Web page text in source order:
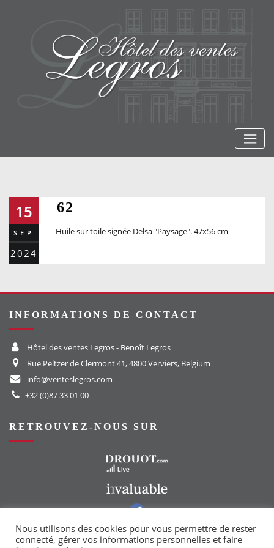
15
SEP
2024
62
Huile sur toile signée Delsa "Paysage". 47x56 cm
INFORMATIONS DE CONTACT
Hôtel des ventes Legros - Benoît Legros
Rue Peltzer de Clermont 41, 4800 Verviers, Belgium
info@venteslegros.com
+32 (0)87 33 01 00
RETROUVEZ-NOUS SUR
Vers notre groupe Facebook
Nous utilisons des cookies pour vous permettre de rester
connecté, gérer vos informations personnelles et faire